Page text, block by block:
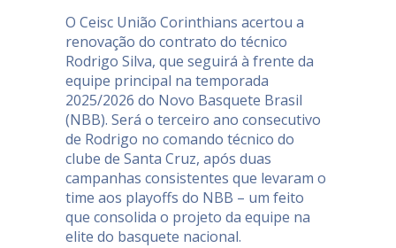
O Ceisc União Corinthians acertou a
renovação do contrato do técnico
Rodrigo Silva, que seguirá à frente da
equipe principal na temporada
2025/2026 do Novo Basquete Brasil
(NBB). Será o terceiro ano consecutivo
de Rodrigo no comando técnico do
clube de Santa Cruz, após duas
campanhas consistentes que levaram o
time aos playoffs do NBB – um feito
que consolida o projeto da equipe na
elite do basquete nacional.